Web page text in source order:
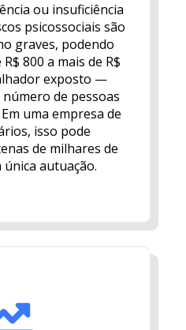
ou insuficiência
psicossociais são
graves, podendo
800 a mais de R$
exposto —
de pessoas
uma empresa de
isso pode
de milhares de
única autuação.